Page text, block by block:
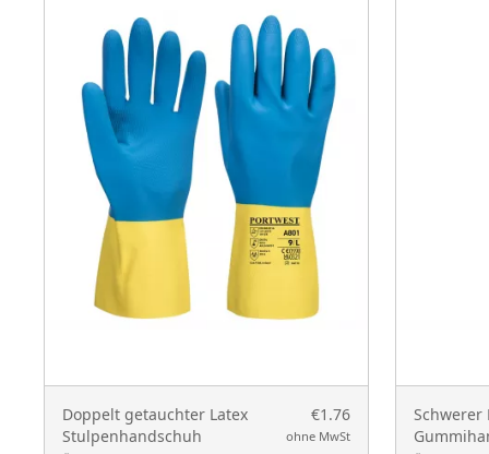
Doppelt getauchter Latex
Stulpenhandschuh
€1.76
ohne MwSt
Schwerer